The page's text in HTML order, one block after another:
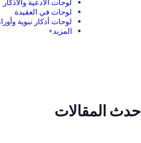
لوحات الأدعية والأذكار
لوحات في العقيدة
لوحات أذكار نبوية
المزيد+
أحدث المقالات